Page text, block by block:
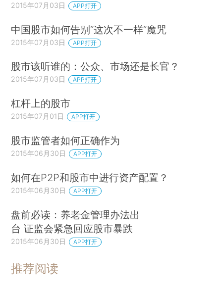
2015年07月03日 APP打开
中国股市如何告别“这次不一样”魔咒
2015年07月03日 APP打开
股市该听谁的：公众、市场还是长官？
2015年07月03日 APP打开
杠杆上的股市
2015年07月01日 APP打开
股市监管者如何正确作为
2015年06月30日 APP打开
如何在P2P和股市中进行资产配置？
2015年06月30日 APP打开
盘前必读：养老金管理办法出
台 证监会紧急回应股市暴跌
2015年06月30日 APP打开
推荐阅读